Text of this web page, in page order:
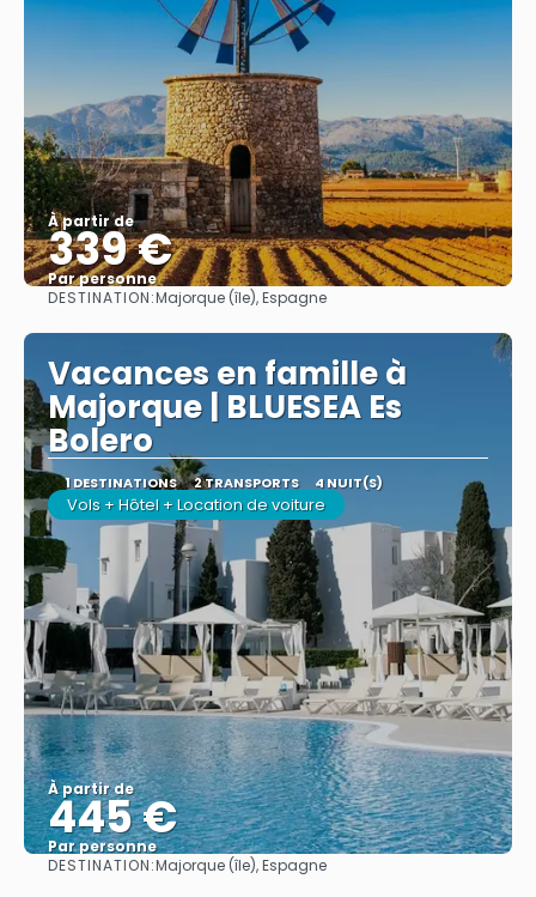
À partir de
339 €
Par personne
Afficher
DESTINATION:Majorque (île), Espagne
Vacances en famille à
Majorque | BLUESEA Es
Bolero
1 DESTINATIONS 2 TRANSPORTS 4 NUIT(S)
Vols + Hôtel + Location de voiture
À partir de
445 €
Par personne
Afficher
DESTINATION:Majorque (île), Espagne